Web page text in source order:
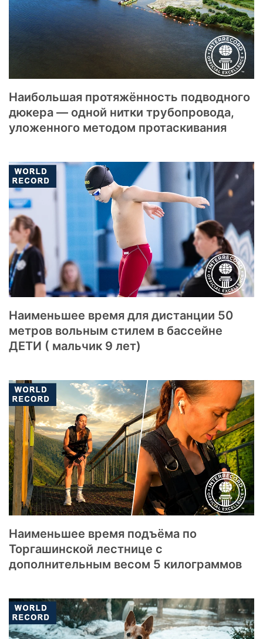
Наибольшая протяжённость подводного
дюкера — одной нитки трубопровода,
уложенного методом протаскивания
Наименьшее время для дистанции 50
метров вольным стилем в бассейне
ДЕТИ ( мальчик 9 лет)
Наименьшее время подъёма по
Торгашинской лестнице с
дополнительным весом 5 килограммов